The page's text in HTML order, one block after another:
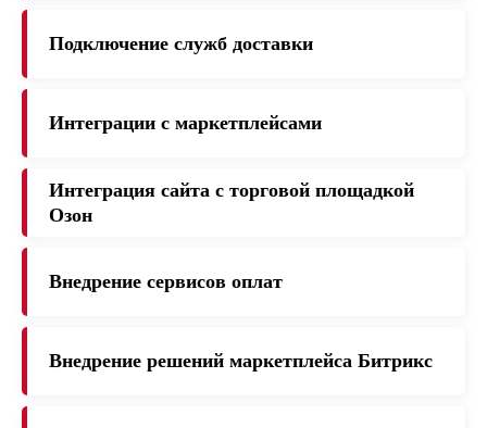
Подключение служб доставки
Интеграции с маркетплейсами
Интеграция сайта с торговой площадкой
Озон
Внедрение сервисов оплат
Внедрение решений маркетплейса Битрикс